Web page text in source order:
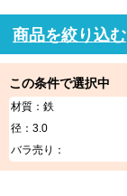
商品を絞り込む
この条件で選択中
材質：鉄
径：3.0
バラ売り：